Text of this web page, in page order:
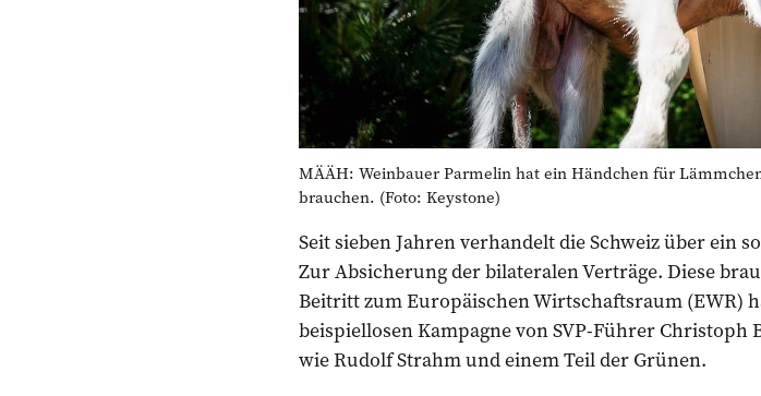
MÄÄH: Weinbauer Parmelin hat ein Händchen für
brauchen. (Foto: Keystone)
Seit sieben Jahren verhandelt die Schweiz über ein
Zur Absicherung der bilateralen Verträge. Diese
Beitritt zum Europäischen Wirtschaftsraum (EWR)
beispiellosen Kampagne von SVP-Führer
wie Rudolf Strahm und einem Teil der Grünen.